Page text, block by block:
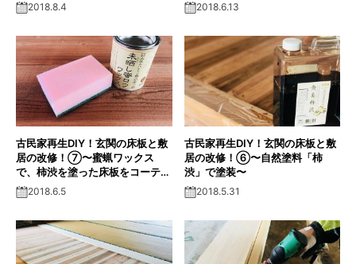
2018.8.4 2018.6.13
古民家再生DIY！玄関の床板と敷
居の改修！⑦〜蜜蝋ワックス
で、柿渋を塗った床板をコーティ
ング！〜
2018.6.5
古民家再生DIY！玄関の床板と敷
居の改修！⑥〜自然塗料「柿
渋」で塗装〜
2018.5.31